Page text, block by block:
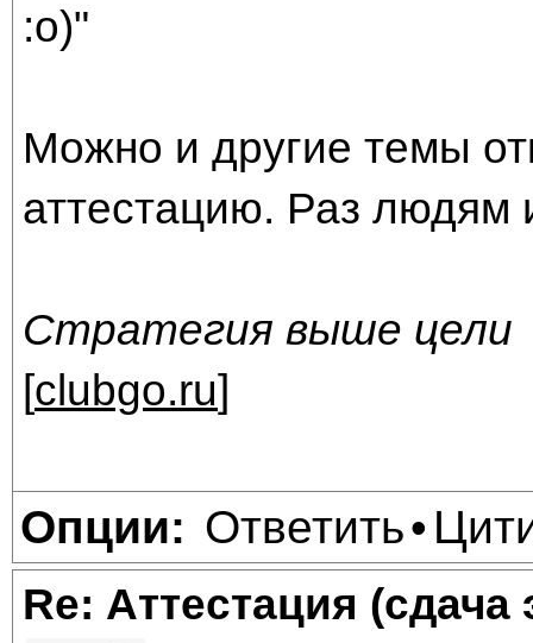
:о)"
Можно и другие темы
аттестацию. Раз людям
Стратегия выше цели
[clubgo.ru]
Опции: Ответить•
Re: Аттестация (сдача